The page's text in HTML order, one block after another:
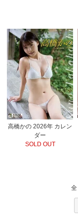
高橋かの 2026年 カレン
ダー
SOLD OUT
全